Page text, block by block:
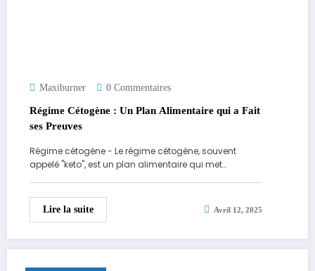
Maxiburner 0 Commentaires
Régime Cétogène : Un Plan Alimentaire qui a Fait
ses Preuves
Régime cétogène - Le régime cétogène, souvent
appelé "keto", est un plan alimentaire qui met…
Lire la suite Avril 12, 2025